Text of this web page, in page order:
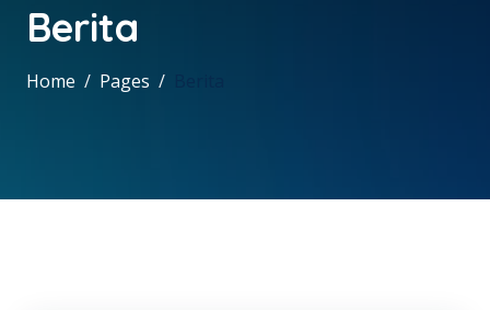
Berita
Home Pages